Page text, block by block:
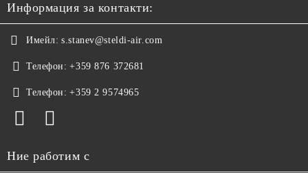
Информация за контакти:
Имейл: s.stanev@steldi-air.com
Телефон: +359 876 372681
Телефон: +359 2 9574965
Ние работим с